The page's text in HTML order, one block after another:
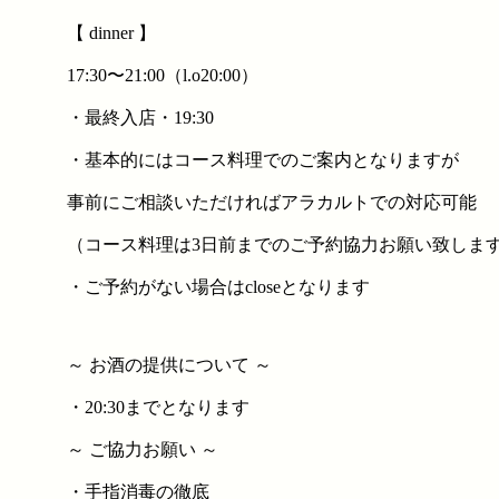
【 dinner 】
17:30〜21:00（l.o20:00）
・最終入店・19:30
・基本的にはコース料理でのご案内となりますが
事前にご相談いただければアラカルトでの対応可能
（コース料理は3日前までのご予約協力お願い致しま
・ご予約がない場合はcloseとなります
～ お酒の提供について ～
・20:30までとなります
～ ご協力お願い ～
・手指消毒の徹底